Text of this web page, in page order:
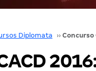
Diplomata ››